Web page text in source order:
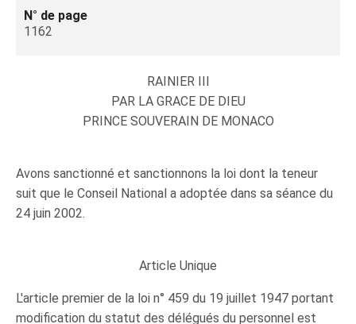
N° de page
1162
RAINIER III
PAR LA GRACE DE DIEU
PRINCE SOUVERAIN DE MONACO
Avons sanctionné et sanctionnons la loi dont la teneur
suit que le Conseil National a adoptée dans sa séance du
24 juin 2002.
Article Unique
L'article premier de la loi n° 459 du 19 juillet 1947 portant
modification du statut des délégués du personnel est